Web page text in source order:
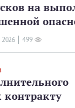
на
2026 499
контракту